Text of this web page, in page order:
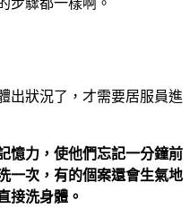
步驟都一樣啊。
出狀況了，才需要居服員進
憶力，使他們忘記一分鐘前
一次，有的個案還會生氣地
接洗身體。